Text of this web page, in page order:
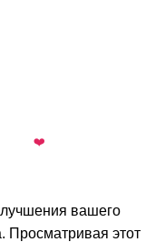
❤️
вашего
Просматривая этот